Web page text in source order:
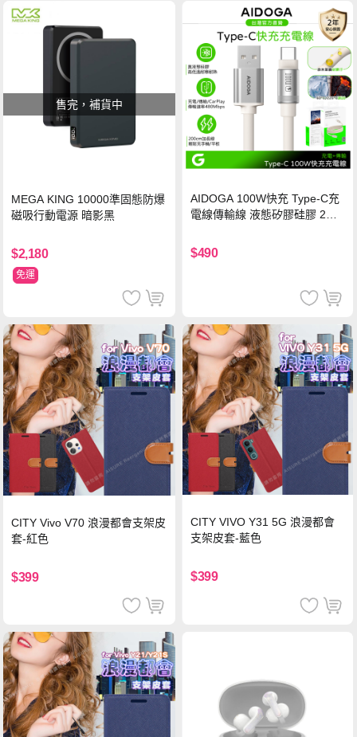
售完，補貨中
MEGA KING 10000準固態防爆
磁吸行動電源 暗影黑
$2,180
免運
AIDOGA 100W快充 Type-C充
電線傳輸線 液態矽膠硅膠 2M
$490
CITY Vivo V70 浪漫都會支架皮
套-紅色
$399
CITY VIVO Y31 5G 浪漫都會
支架皮套-藍色
$399